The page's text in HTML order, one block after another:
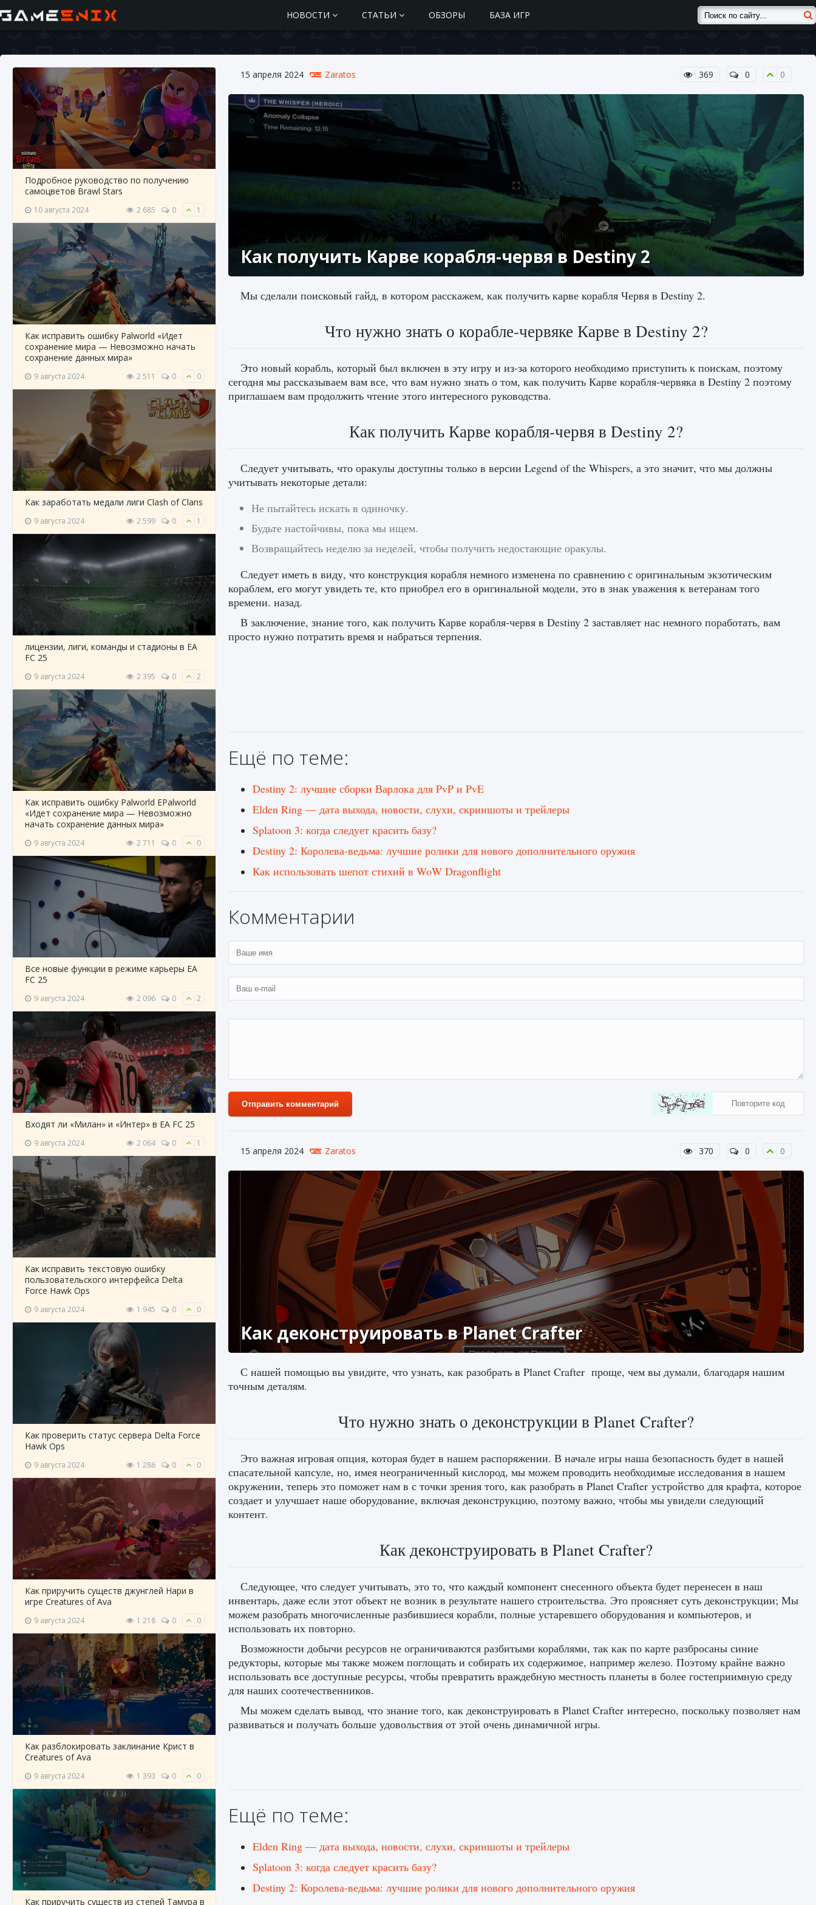
НОВОСТИ СТАТЬИ ОБЗОРЫ БАЗА ИГР
Подробное руководство по получению
самоцветов Brawl Stars
10 августа 2024 2 685 0 1
Как исправить ошибку Palworld «Идет
сохранение мира — Невозможно начать
сохранение данных мира»
9 августа 2024 2 511 0 0
Как заработать медали лиги Clash of Clans
9 августа 2024 2 599 0 1
лицензии, лиги, команды и стадионы в EA
FC 25
9 августа 2024 2 395 0 2
Как исправить ошибку Palworld EPalworld
«Идет сохранение мира — Невозможно
начать сохранение данных мира»
9 августа 2024 2 711 0 0
Все новые функции в режиме карьеры EA
FC 25
9 августа 2024 2 096 0 2
Входят ли «Милан» и «Интер» в EA FC 25
9 августа 2024 2 064 0 1
Как исправить текстовую ошибку
пользовательского интерфейса Delta
Force Hawk Ops
9 августа 2024 1 945 0 0
Как проверить статус сервера Delta Force
Hawk Ops
9 августа 2024 1 286 0 0
Как приручить существ джунглей Нари в
игре Creatures of Ava
9 августа 2024 1 218 0 0
Как разблокировать заклинание Крист в
Creatures of Ava
9 августа 2024 1 393 0 0
Как приручить существ из степей Тамура в
15 апреля 2024 Zaratos 369 0 0
Как получить Карве корабля-червя в Destiny 2
Мы сделали поисковый гайд, в котором расскажем, как получить карве корабля Червя в Destiny 2.
Что нужно знать о корабле-червяке Карве в Destiny 2?
Это новый корабль, который был включен в эту игру и из-за которого необходимо приступить к поискам, поэтому
сегодня мы рассказываем вам все, что вам нужно знать о том, как получить Карве корабля-червяка в Destiny 2 поэтому
приглашаем вам продолжить чтение этого интересного руководства.
Как получить Карве корабля-червя в Destiny 2?
Следует учитывать, что оракулы доступны только в версии Legend of the Whispers, а это значит, что мы должны
учитывать некоторые детали:
Не пытайтесь искать в одиночку.
Будьте настойчивы, пока мы ищем.
Возвращайтесь неделю за неделей, чтобы получить недостающие оракулы.
Следует иметь в виду, что конструкция корабля немного изменена по сравнению с оригинальным экзотическим
кораблем, его могут увидеть те, кто приобрел его в оригинальной модели, это в знак уважения к ветеранам того
времени. назад.
В заключение, знание того, как получить Карве корабля-червя в Destiny 2 заставляет нас немного поработать, вам
просто нужно потратить время и набраться терпения.
Ещё по теме:
Destiny 2: лучшие сборки Варлока для PvP и PvE
Elden Ring — дата выхода, новости, слухи, скриншоты и трейлеры
Splatoon 3: когда следует красить базу?
Destiny 2: Королева-ведьма: лучшие ролики для нового дополнительного оружия
Как использовать шепот стихий в WoW Dragonflight
Комментарии
Отправить комментарий
15 апреля 2024 Zaratos 370 0 0
Как деконструировать в Planet Crafter
С нашей помощью вы увидите, что узнать, как разобрать в Planet Crafter проще, чем вы думали, благодаря нашим
точным деталям.
Что нужно знать о деконструкции в Planet Crafter?
Это важная игровая опция, которая будет в нашем распоряжении. В начале игры наша безопасность будет в нашей
спасательной капсуле, но, имея неограниченный кислород, мы можем проводить необходимые исследования в нашем
окружении, теперь это поможет нам в с точки зрения того, как разобрать в Planet Crafter устройство для крафта, которое
создает и улучшает наше оборудование, включая деконструкцию, поэтому важно, чтобы мы увидели следующий
контент.
Как деконструировать в Planet Crafter?
Следующее, что следует учитывать, это то, что каждый компонент снесенного объекта будет перенесен в наш
инвентарь, даже если этот объект не возник в результате нашего строительства. Это проясняет суть деконструкции; Мы
можем разобрать многочисленные разбившиеся корабли, полные устаревшего оборудования и компьютеров, и
использовать их повторно.
Возможности добычи ресурсов не ограничиваются разбитыми кораблями, так как по карте разбросаны синие
редукторы, которые мы также можем поглощать и собирать их содержимое, например железо. Поэтому крайне важно
использовать все доступные ресурсы, чтобы превратить враждебную местность планеты в более гостеприимную среду
для наших соотечественников.
Мы можем сделать вывод, что знание того, как деконструировать в Planet Crafter интересно, поскольку позволяет нам
развиваться и получать больше удовольствия от этой очень динамичной игры.
Ещё по теме:
Elden Ring — дата выхода, новости, слухи, скриншоты и трейлеры
Splatoon 3: когда следует красить базу?
Destiny 2: Королева-ведьма: лучшие ролики для нового дополнительного оружия